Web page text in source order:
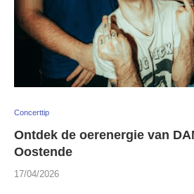
Concerttip
Ontdek de oerenergie van
Oostende
17/04/2026